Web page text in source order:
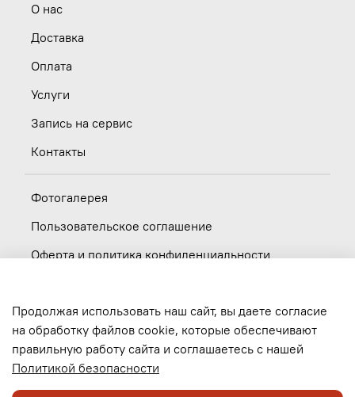
О нас
Доставка
Оплата
Услуги
Запись на сервис
Контакты
Фотогалерея
Пользовательское соглашение
Оферта и политика конфиденциальности
Вакансии
Обратная связь
Продолжая использовать наш сайт, вы даете согласие
на обработку файлов cookie, которые обеспечивают
правильную работу сайта и соглашаетесь с нашей
Политикой безопасности